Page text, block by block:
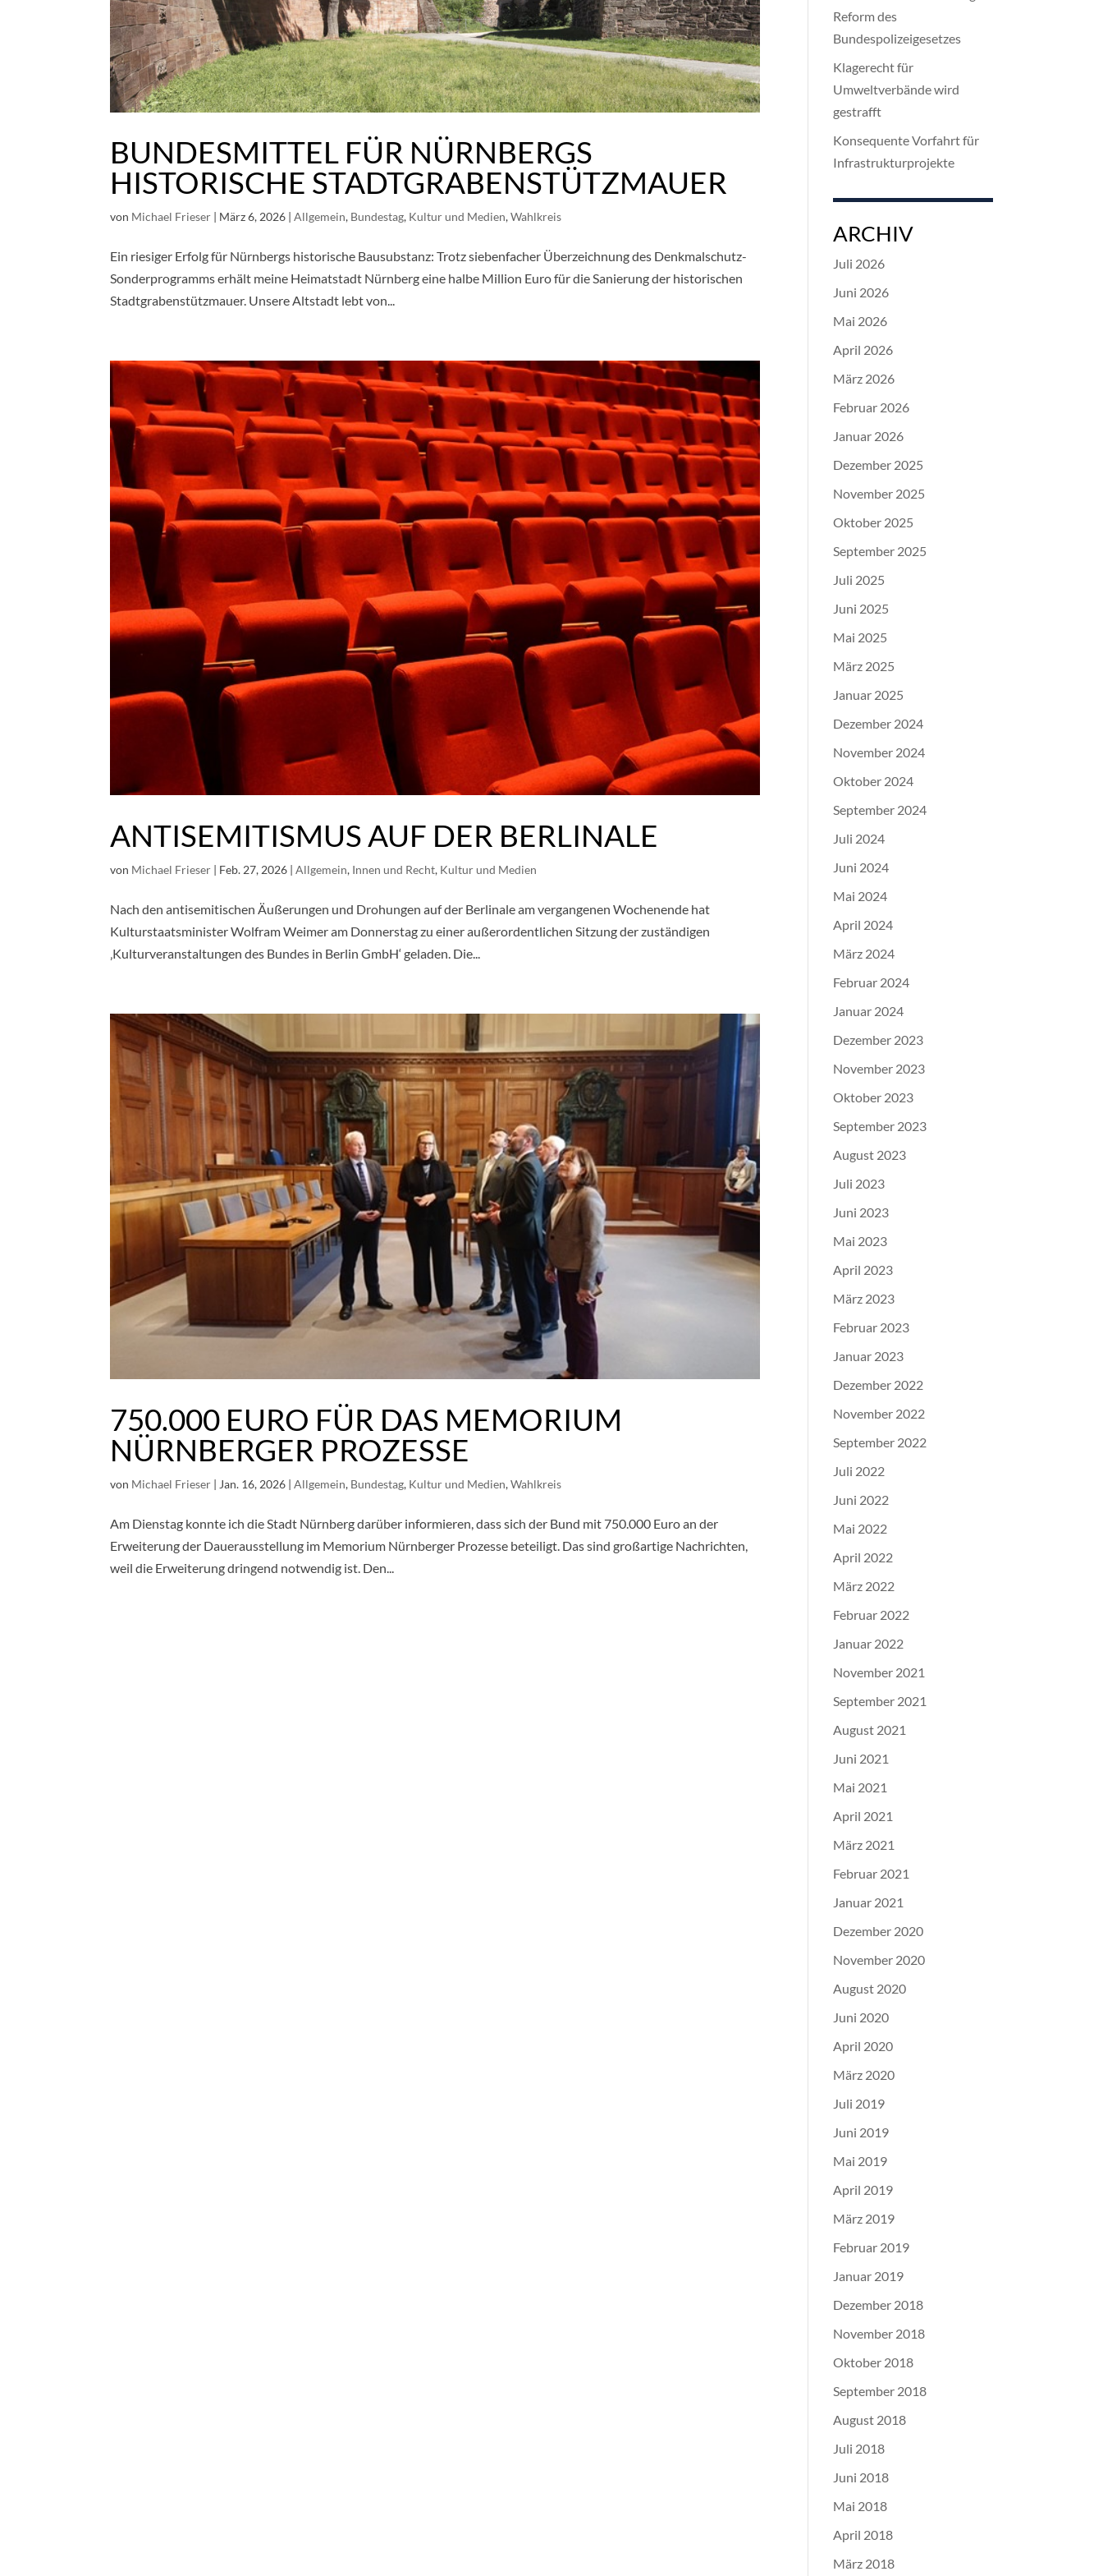
BUNDESMITTEL FÜR NÜRNBERGS
HISTORISCHE STADTGRABENSTÜTZMAUER
von Michael Frieser März 6, 2026 |Allgemein, Bundestag, Kultur und Medien,Wahlkreis
Ein riesiger Erfolg für Nürnbergs historische Bausubstanz: Trotz siebenfacher Überzeichnung des Denkmalschutz-
Sonderprogramms erhält meine Heimatstadt Nürnberg eine halbe Million Euro für die Sanierung der historischen
Stadtgrabenstützmauer. Unsere Altstadt lebt von...
ANTISEMITISMUS AUF DER BERLINALE
von Michael Frieser | Feb. 27, 2026 |Allgemein, Innen und Recht, Kultur und Medien
Nach den antisemitischen Äußerungen und Drohungen auf der Berlinale am vergangenen Wochenende hat
Kulturstaatsminister Wolfram Weimer am Donnerstag zu einer außerordentlichen Sitzung der zuständigen
‚Kulturveranstaltungen des Bundes in Berlin GmbH‘ geladen. Die...
750.000 EURO FÜR DAS MEMORIUM
NÜRNBERGER PROZESSE
von Michael Frieser | Jan. 16, 2026 |Allgemein, Bundestag, Kultur und Medien,Wahlkreis
Am Dienstag konnte ich die Stadt Nürnberg darüber informieren, dass sich der Bund mit 750.000 Euro an der
Erweiterung der Dauerausstellung im Memorium Nürnberger Prozesse beteiligt. Das sind großartige Nachrichten,
weil die Erweiterung dringend notwendig ist. Den...
Reform des
Bundespolizeigesetzes
Klagerecht für
Umweltverbände wird
gestrafft
Konsequente Vorfahrt für
Infrastrukturprojekte
ARCHIV
Juli 2026
Juni 2026
Mai 2026
April 2026
März 2026
Februar 2026
Januar 2026
Dezember 2025
November 2025
Oktober 2025
September 2025
Juli 2025
Juni 2025
Mai 2025
März 2025
Januar 2025
Dezember 2024
November 2024
Oktober 2024
September 2024
Juli 2024
Juni 2024
Mai 2024
April 2024
März 2024
Februar 2024
Januar 2024
Dezember 2023
November 2023
Oktober 2023
September 2023
August 2023
Juli 2023
Juni 2023
Mai 2023
April 2023
März 2023
Februar 2023
Januar 2023
Dezember 2022
November 2022
September 2022
Juli 2022
Juni 2022
Mai 2022
April 2022
März 2022
Februar 2022
Januar 2022
November 2021
September 2021
August 2021
Juni 2021
Mai 2021
April 2021
März 2021
Februar 2021
Januar 2021
Dezember 2020
November 2020
August 2020
Juni 2020
April 2020
März 2020
Juli 2019
Juni 2019
Mai 2019
April 2019
März 2019
Februar 2019
Januar 2019
Dezember 2018
November 2018
Oktober 2018
September 2018
August 2018
Juli 2018
Juni 2018
Mai 2018
April 2018
März 2018